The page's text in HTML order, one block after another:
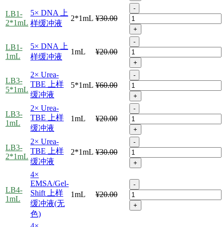
LB1-
2*1mL
5× DNA 上
样缓冲液
2*1mL ¥30.00
-
+
LB1-
1mL
5× DNA 上
样缓冲液
1mL ¥20.00
-
+
LB3-
5*1mL
2× Urea-
TBE 上样
缓冲液
5*1mL ¥60.00
-
+
LB3-
1mL
2× Urea-
TBE 上样
缓冲液
1mL ¥20.00
-
+
LB3-
2*1mL
2× Urea-
TBE 上样
缓冲液
2*1mL ¥30.00
-
+
LB4-
1mL
4×
EMSA/Gel-
Shift 上样
缓冲液(无
色)
1mL ¥20.00
-
+